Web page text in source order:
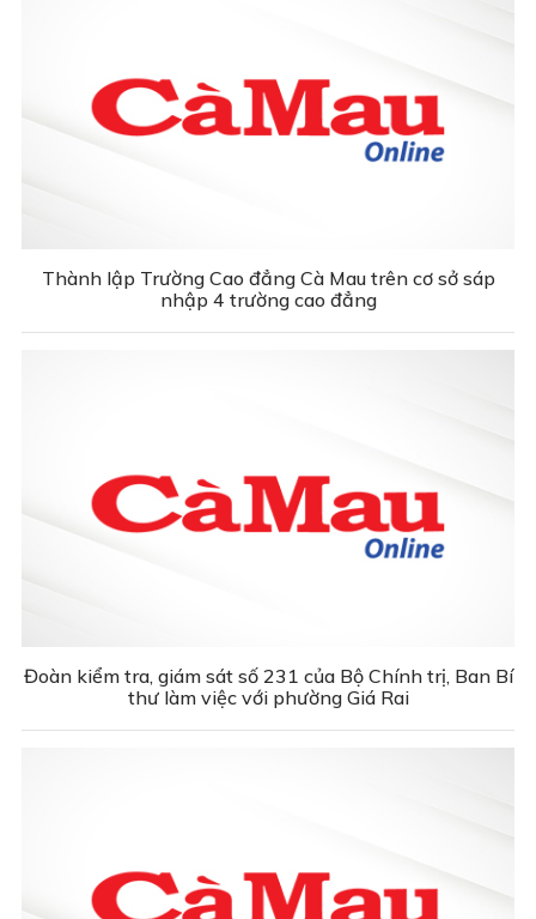
Thành lập Trường Cao đẳng Cà Mau trên cơ sở sáp
nhập 4 trường cao đẳng
Đoàn kiểm tra, giám sát số 231 của Bộ Chính trị, Ban Bí
thư làm việc với phường Giá Rai